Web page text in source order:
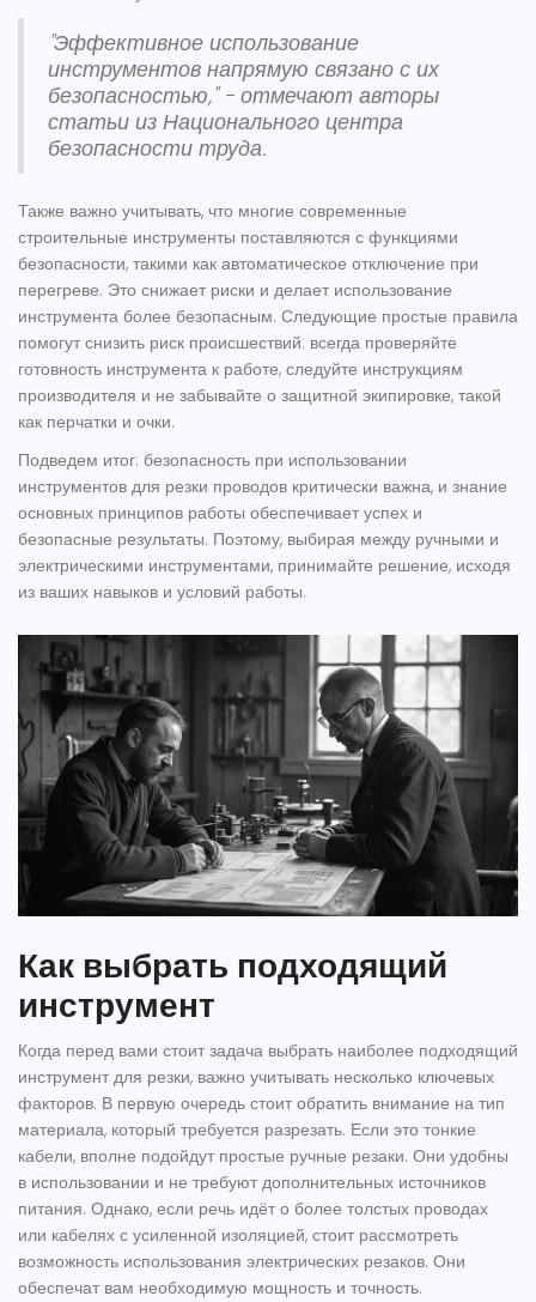
"Эффективное использование
инструментов напрямую связано с их
безопасностью," - отмечают авторы
статьи из Национального центра
безопасности труда.
Также важно учитывать, что многие современные
строительные инструменты поставляются с функциями
безопасности, такими как автоматическое отключение при
перегреве. Это снижает риски и делает использование
инструмента более безопасным. Следующие простые правила
помогут снизить риск происшествий: всегда проверяйте
готовность инструмента к работе, следуйте инструкциям
производителя и не забывайте о защитной экипировке, такой
как перчатки и очки.
Подведем итог: безопасность при использовании
инструментов для резки проводов критически важна, и знание
основных принципов работы обеспечивает успех и
безопасные результаты. Поэтому, выбирая между ручными и
электрическими инструментами, принимайте решение, исходя
из ваших навыков и условий работы.
Как выбрать подходящий
инструмент
Когда перед вами стоит задача выбрать наиболее подходящий
инструмент для резки, важно учитывать несколько ключевых
факторов. В первую очередь стоит обратить внимание на тип
материала, который требуется разрезать. Если это тонкие
кабели, вполне подойдут простые ручные резаки. Они удобны
в использовании и не требуют дополнительных источников
питания. Однако, если речь идёт о более толстых проводах
или кабелях с усиленной изоляцией, стоит рассмотреть
возможность использования электрических резаков. Они
обеспечат вам необходимую мощность и точность.